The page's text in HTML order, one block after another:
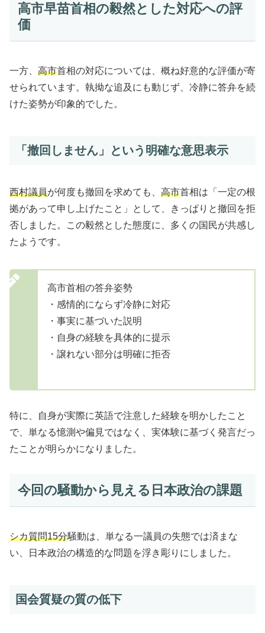
高市早苗首相の毅然とした対応への評
価
一方、 高市首相の対応については、概ね好意的な評価が寄
せられています。執拗な追及にも動じず、冷静に答弁を続
けた姿勢が印象的でした。
「撤回しません」という明確な意思表示
西村議員が何度も撤回を求めても、 高市首相は「一定の根
拠があって申し上げたこと」として、きっぱりと撤回を拒
否しました。この毅然とした態度に、多くの国民が共感し
たようです。
高市首相の答弁姿勢
・感情的にならず冷静に対応
・事実に基づいた説明
・自身の経験を具体的に提示
・譲れない部分は明確に拒否
特に、自身が実際に英語で注意した経験を明かしたこと
で、単なる憶測や偏見ではなく、実体験に基づく発言だっ
たことが明らかになりました。
今回の騒動から見える日本政治の課題
シカ質問15分騒動は、単なる一議員の失態では済まな
い、日本政治の構造的な問題を浮き彫りにしました。
国会質疑の質の低下